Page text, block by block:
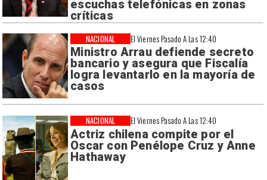
escuchas telefónicas en zonas
críticas
El Viernes Pasado A Las 12:40
Ministro Arrau defiende secreto
bancario y asegura que Fiscalía
logra levantarlo en la mayoría de
casos
NACIONAL
El Viernes Pasado A Las 12:40
Actriz chilena compite por el
Oscar con Penélope Cruz y Anne
Hathaway
NACIONAL